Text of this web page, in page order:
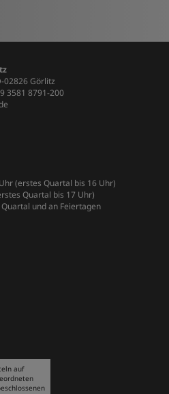
02826 Görlitz
3581 8791-200
(erstes Quartal bis 16 Uhr)
Quartal bis 17 Uhr)
und an Feiertagen
auf